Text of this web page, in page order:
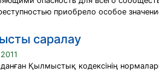
приобрело особое
саралау
Қылмыстық кодексінің